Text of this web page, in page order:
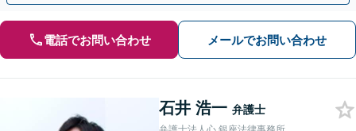
電話でお問い合わせ メールでお問い合わせ
石井 浩一 弁護士